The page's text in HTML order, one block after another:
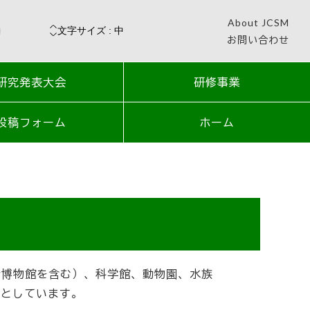
About JCSM
お問い合わせ
究発表大会 研修事業
稿フォーム ホーム
物館を含む）、科学館、動物園、水族
しています。